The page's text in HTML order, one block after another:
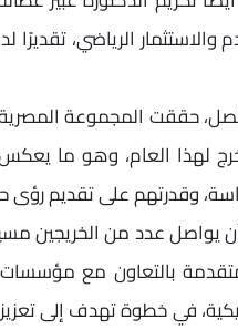
والاستثمار الرياضي،
حققت المجموعة المصرية
لهذا العام، وهو ما
وقدرتهم على تقديم
يواصل عدد من الخريجين
بالتعاون مع مؤسسات
في خطوة تهدف إلى تعزيز